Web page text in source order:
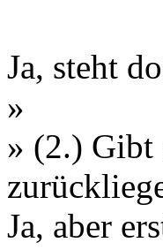
Ja, steht
»
» (2.) Gibt
Ja, aber